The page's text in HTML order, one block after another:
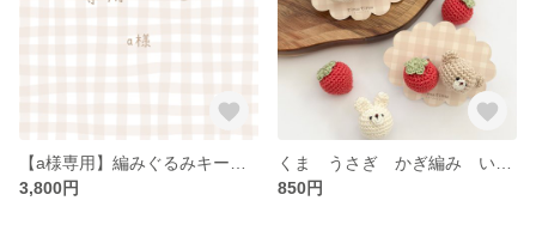
3,800円
850円